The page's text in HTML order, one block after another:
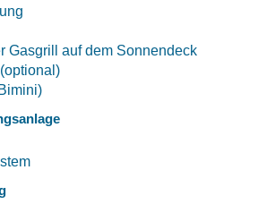
Gasgrill auf dem Sonnendeck